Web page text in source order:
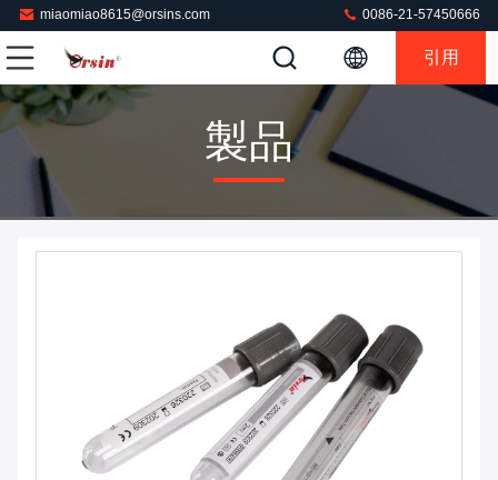
miaomiao8615@orsins.com 0086-21-57450666
引用
製品